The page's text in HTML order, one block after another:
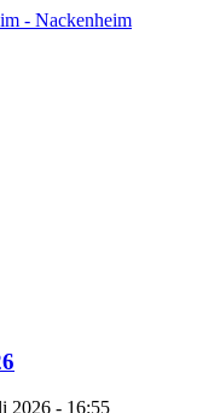
2026 - 16:55